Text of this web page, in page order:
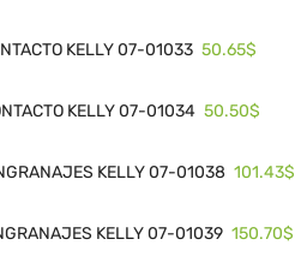
KELLY 07-01033 50.65$
KELLY 07-01034 50.50$
KELLY 07-01038 101.43$
KELLY 07-01039 150.70$